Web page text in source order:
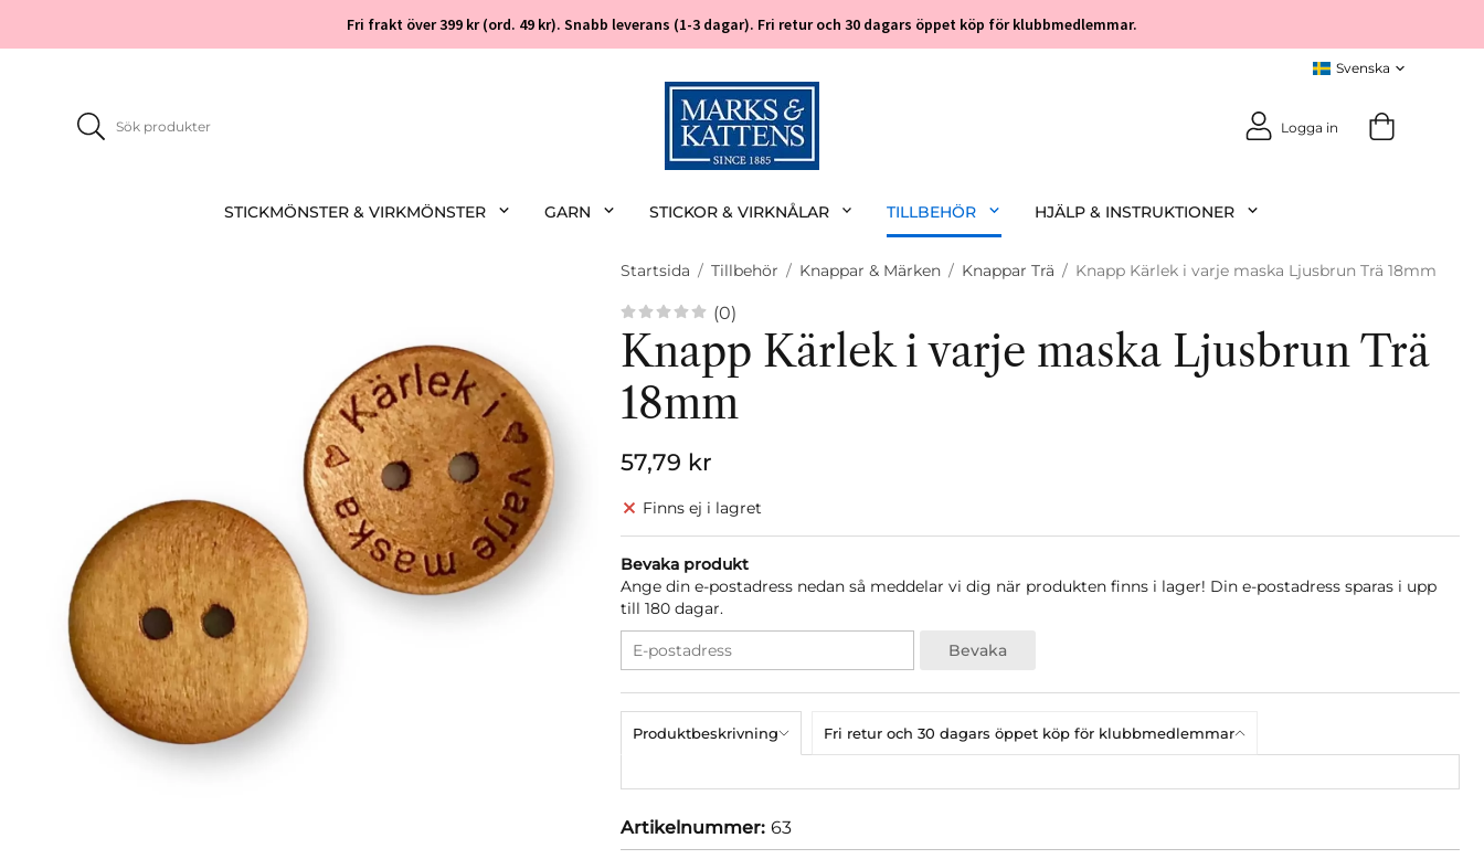
Fri frakt över 399 kr (ord. 49 kr). Snabb leverans (1-3 dagar). Fri retur och 30 dagars öppet köp för klubbmedlemmar.
Logga in
STICKMÖNSTER & VIRKMÖNSTER GARN STICKOR & VIRKNÅLAR TILLBEHÖR HJÄLP & INSTRUKTIONER
Startsida / Tillbehör / Knappar & Märken / Knappar Trä / Knapp Kärlek i varje maska Ljusbrun Trä 18mm
(0)
Knapp Kärlek i varje maska Ljusbrun Trä
18mm
57,79 kr
Finns ej i lagret
Bevaka produkt
Ange din e-postadress nedan så meddelar vi dig när produkten finns i lager! Din e-postadress sparas i upp
till 180 dagar.
Bevaka
Produktbeskrivning Fri retur och 30 dagars öppet köp för klubbmedlemmar
Artikelnummer: 63